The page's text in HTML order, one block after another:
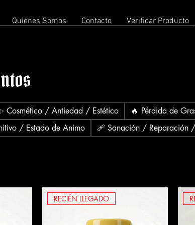
Quiénes Somos Contacto Verificar Producto
Cosmético / Antiedad / Estético
🔥 Pérdida de
/ Estado de Animo
🩹 Sanación / Reparación
RECIÉN LLEGADO